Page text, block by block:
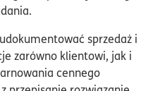
sprzedaż i
zarówno klientowi, jak i
cennego